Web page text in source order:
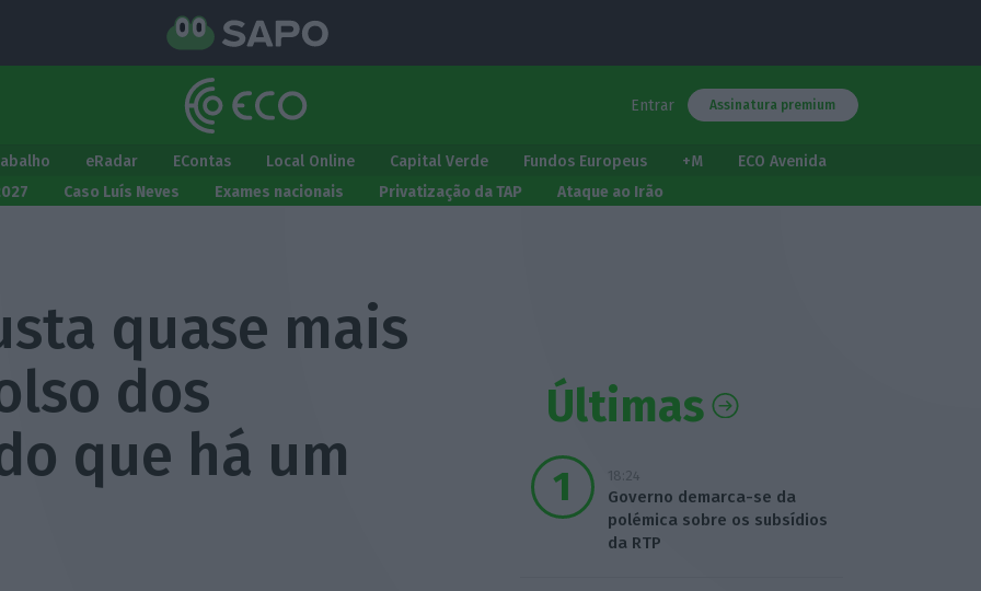
Entrar Assinatura premium
eRadar EContas Local Online Capital Verde Fundos Europeus +M
ECO Avenida
Caso Luís Neves Exames nacionais Privatização da TAP Ataque ao Irão
quase mais
dos
que há um
Últimas
18:24
Governo demarca-se da
polémica sobre os subsídios
da RTP